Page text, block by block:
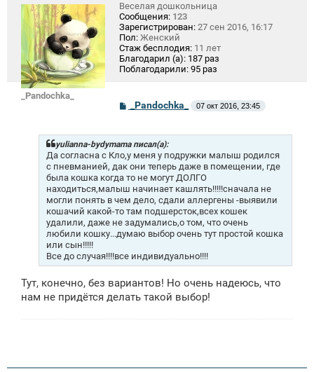
_Pandochka_
Веселая дошкольница
Сообщения: 123
Зарегистрирован: 27 сен 2016, 16:17
Пол: Женский
Стаж бесплодия: 11 лет
Благодарил (а): 187 раз
Поблагодарили: 95 раз
б
щ
е
н
и
е
_Pandochka_ 07 окт 2016, 23:45
yulianna-bydymama писал(а):
Да согласна с Кло,у меня у подружки малыш родился
с пневманией, дак они теперь даже в помещении, где
была кошка когда то не могут ДОЛГО
находиться,малыш начинает кашлять!!!!!сначала не
могли понять в чем дело, сдали аллергены -выявили
кошачий какой-то там подшерсток,всех кошек
удалили, даже не задумались,о том, что очень
любили кошку...думаю выбор очень тут простой кошка
или сын!!!!!
Все до случая!!!!все индивидуально!!!!
Тут, конечно, без вариантов! Но очень надеюсь, что
нам не придётся делать такой выбор!